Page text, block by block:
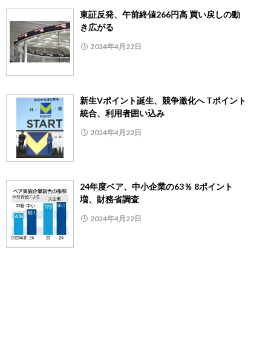
東証反発、午前終値266円高 買い戻しの動
き広がる
2024年4月22日
新生Vポイント誕生、競争激化へ Tポイント
統合、利用者囲い込み
2024年4月22日
24年度ベア、中小企業の63％ 8ポイント
増、財務省調査
2024年4月22日